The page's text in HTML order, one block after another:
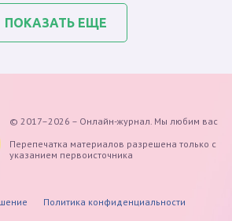
ПОКАЗАТЬ ЕЩЕ
© 2017–2026 – Онлайн-журнал. Мы любим вас
Перепечатка материалов разрешена только с
указанием первоисточника
Политика конфиденциальности